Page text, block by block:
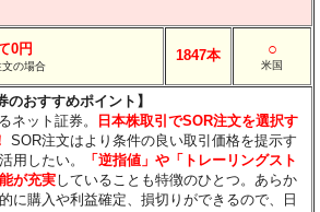
0円
の場合
1847本 ○
米国
のおすすめポイント】
ネット証券。
日本株取引でSOR注文を選択す
SOR注文はより条件の良い取引価格を提示す
用したい。
「逆指値」や「トレーリングスト
が充実していることも特徴のひとつ。あらか
に購入や利益確定、損切りができるので、日